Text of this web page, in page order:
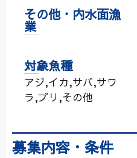
その他・内水面漁
業
対象魚種
アジ,イカ,サバ,サワ
ラ,ブリ,その他
募集内容・条件